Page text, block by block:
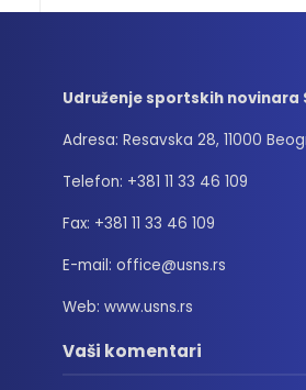
Udruženje sportskih novinara
Adresa: Resavska 28, 11000
Telefon: +381 11 33 46 109
Fax: +381 11 33 46 109
E-mail: office@usns.rs
Web: www.usns.rs
Vaši komentari